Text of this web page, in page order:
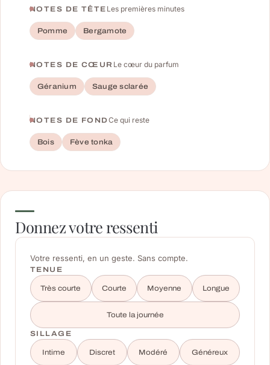
NOTES DE TÊTE Les premières minutes
Pomme Bergamote
NOTES DE CŒUR Le cœur du parfum
Géranium Sauge sclarée
NOTES DE FONDCe qui reste
Bois Fève tonka
Donnez votre ressenti
Votre ressenti, en un geste. Sans compte.
TENUE
Très courte Courte Moyenne Longue
Toute la journée
SILLAGE
Intime Discret Modéré Généreux